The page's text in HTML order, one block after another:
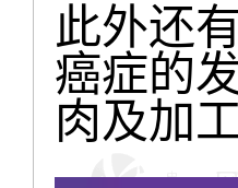
此外还
癌症的
肉及加